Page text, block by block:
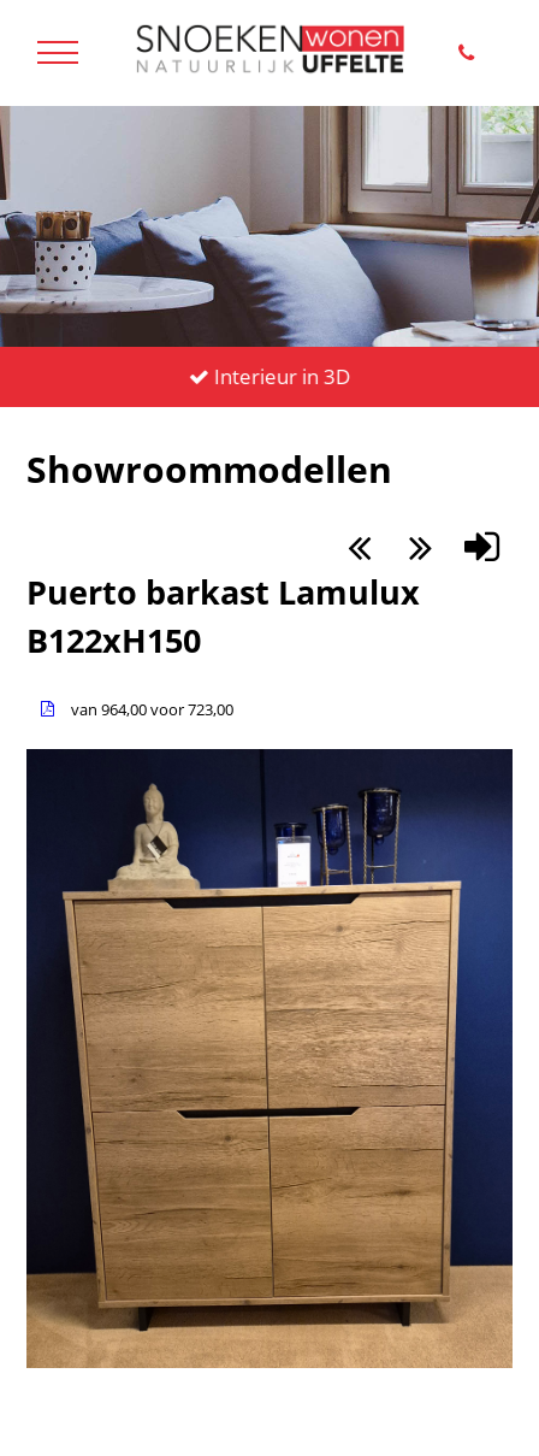
Interieur in 3D
Showroommodellen
Puerto barkast Lamulux
B122xH150
van 964,00 voor 723,00